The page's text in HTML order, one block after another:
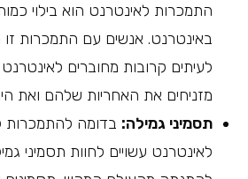
התמכרות לאינטרנט הוא בילוי
באינטרנט. אנשים עם התמכרות
לעיתים קרובות מחוברים
מזניחים את האחריות שלהם ואת
תסמיני גמילה: בדומה להתמכרות
לאינטרנט עשויים לחוות תסמיני